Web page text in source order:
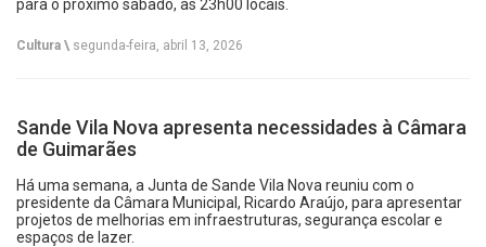
para o próximo sábado, às 23h00 locais.
Cultura \ segunda-feira, abril 13, 2026
Sande Vila Nova apresenta necessidades à Câmara
de Guimarães
Há uma semana, a Junta de Sande Vila Nova reuniu com o
presidente da Câmara Municipal, Ricardo Araújo, para apresentar
projetos de melhorias em infraestruturas, segurança escolar e
espaços de lazer.